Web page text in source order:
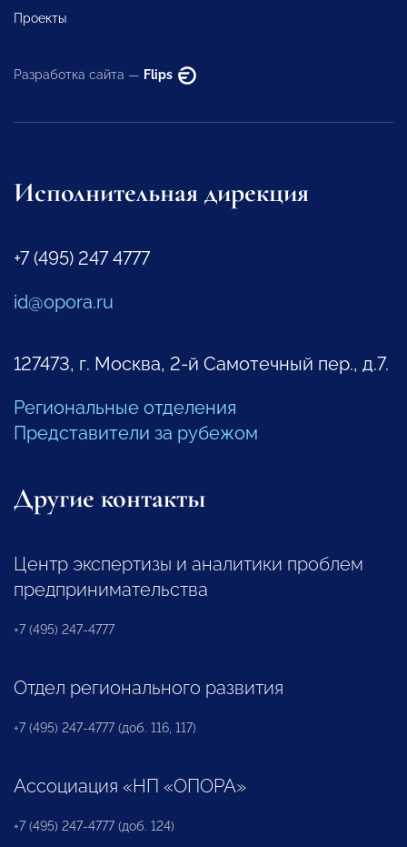
Проекты
Разработка сайта — Flips
Исполнительная дирекция
+7 (495) 247 4777
id@opora.ru
127473, г. Москва, 2-й Самотечный пер., д.7.
Региональные отделения
Представители за рубежом
Другие контакты
Центр экспертизы и аналитики проблем
предпринимательства
+7 (495) 247-4777
Отдел регионального развития
+7 (495) 247-4777 (доб. 116, 117)
Ассоциация «НП «ОПОРА»
+7 (495) 247-4777 (доб. 124)